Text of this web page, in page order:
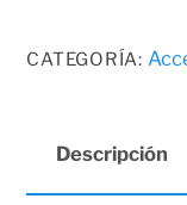
$3.00.
auto
CATEGORÍA:
Descripción